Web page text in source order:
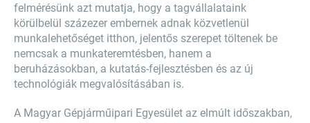
felmérésünk azt mutatja, hogy a tagvállalataink
körülbelül százezer embernek adnak közvetlenül
munkalehetőséget itthon, jelentős szerepet töltenek be
nemcsak a munkateremtésben, hanem a
beruházásokban, a kutatás-fejlesztésben és az új
technológiák megvalósításában is.
A Magyar Gépjárműipari Egyesület az elmúlt időszakban,